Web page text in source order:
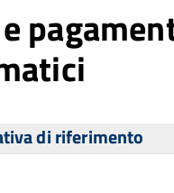
di riferimento